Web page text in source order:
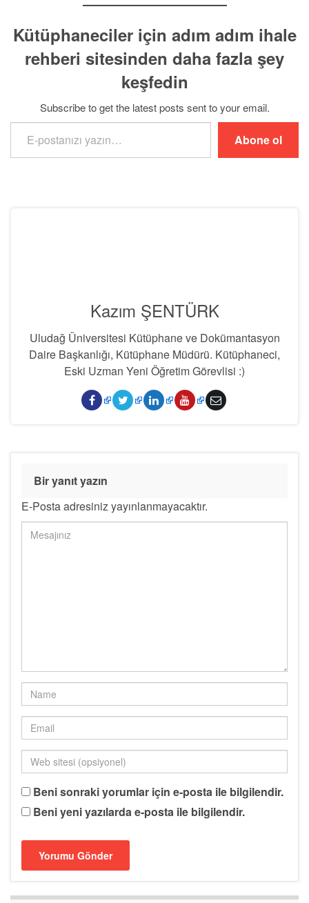
Kütüphaneciler için adım adım ihale
rehberi sitesinden daha fazla şey
keşfedin
Subscribe to get the latest posts sent to your email.
E-postanızı yazın…
Abone ol
Kazım ŞENTÜRK
Uludağ Üniversitesi Kütüphane ve Dokümantasyon
Daire Başkanlığı, Kütüphane Müdürü. Kütüphaneci,
Eski Uzman Yeni Öğretim Görevlisi :)
Bir yanıt yazın
E-Posta adresiniz yayınlanmayacaktır.
Beni sonraki yorumlar için e-posta ile bilgilendir.
Beni yeni yazılarda e-posta ile bilgilendir.